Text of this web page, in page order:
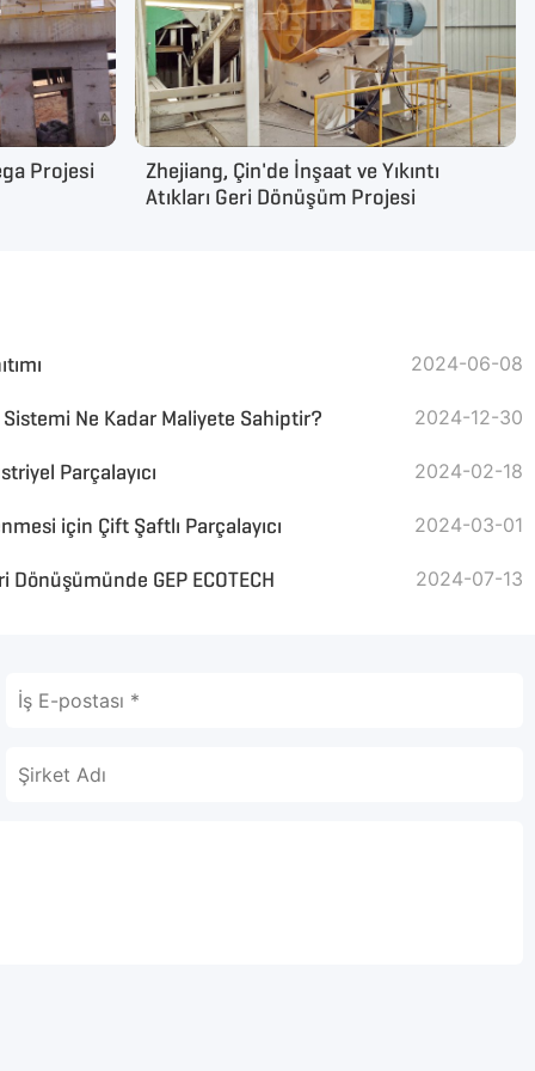
Projesi
Zhejiang, Çin'de İnşaat ve Yıkıntı
Atıkları Geri Dönüşüm Projesi
2024-06-08
Ne Kadar Maliyete Sahiptir? 2024-12-30
Parçalayıcı 2024-02-18
için Çift Şaftlı Parçalayıcı 2024-03-01
GEP ECOTECH 2024-07-13